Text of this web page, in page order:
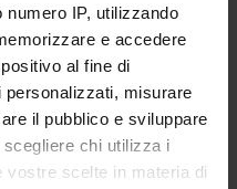
IP, utilizzando
e accedere
al fine di
personalizzati, misurare
il pubblico e sviluppare
chi utilizza i
scelte in materia di